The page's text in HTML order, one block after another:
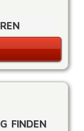
finden